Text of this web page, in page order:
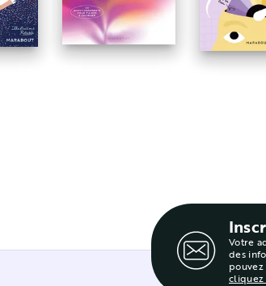
parler
Votre
des
pouvez
cliquez